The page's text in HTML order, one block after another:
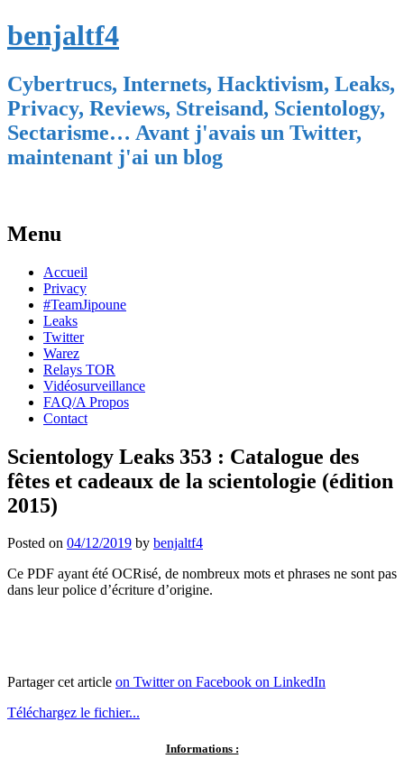
benjaltf4
Cybertrucs, Internets, Hacktivism, Leaks,
Privacy, Reviews, Streisand, Scientology,
Sectarisme… Avant j'avais un Twitter,
maintenant j'ai un blog
Menu
Skip
content
Accueil
Privacy
#TeamJipoune
Leaks
Twitter
Warez
Relays TOR
Vidéosurveillance
FAQ/A Propos
Contact
Scientology Leaks 353 : Catalogue des
fêtes et cadeaux de la scientologie (édition
2015)
Posted on 04/12/2019 by benjaltf4
Ce PDF ayant été OCRisé, de nombreux mots et phrases ne sont pas
dans leur police d’écriture d’origine.
Partager cet article on Twitter on Facebook on LinkedIn
Téléchargez le fichier...
Informations :